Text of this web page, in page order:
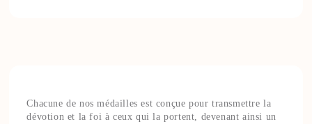
Chacune de nos médailles est conçue pour transmettre la
dévotion et la foi à ceux qui la portent, devenant ainsi un